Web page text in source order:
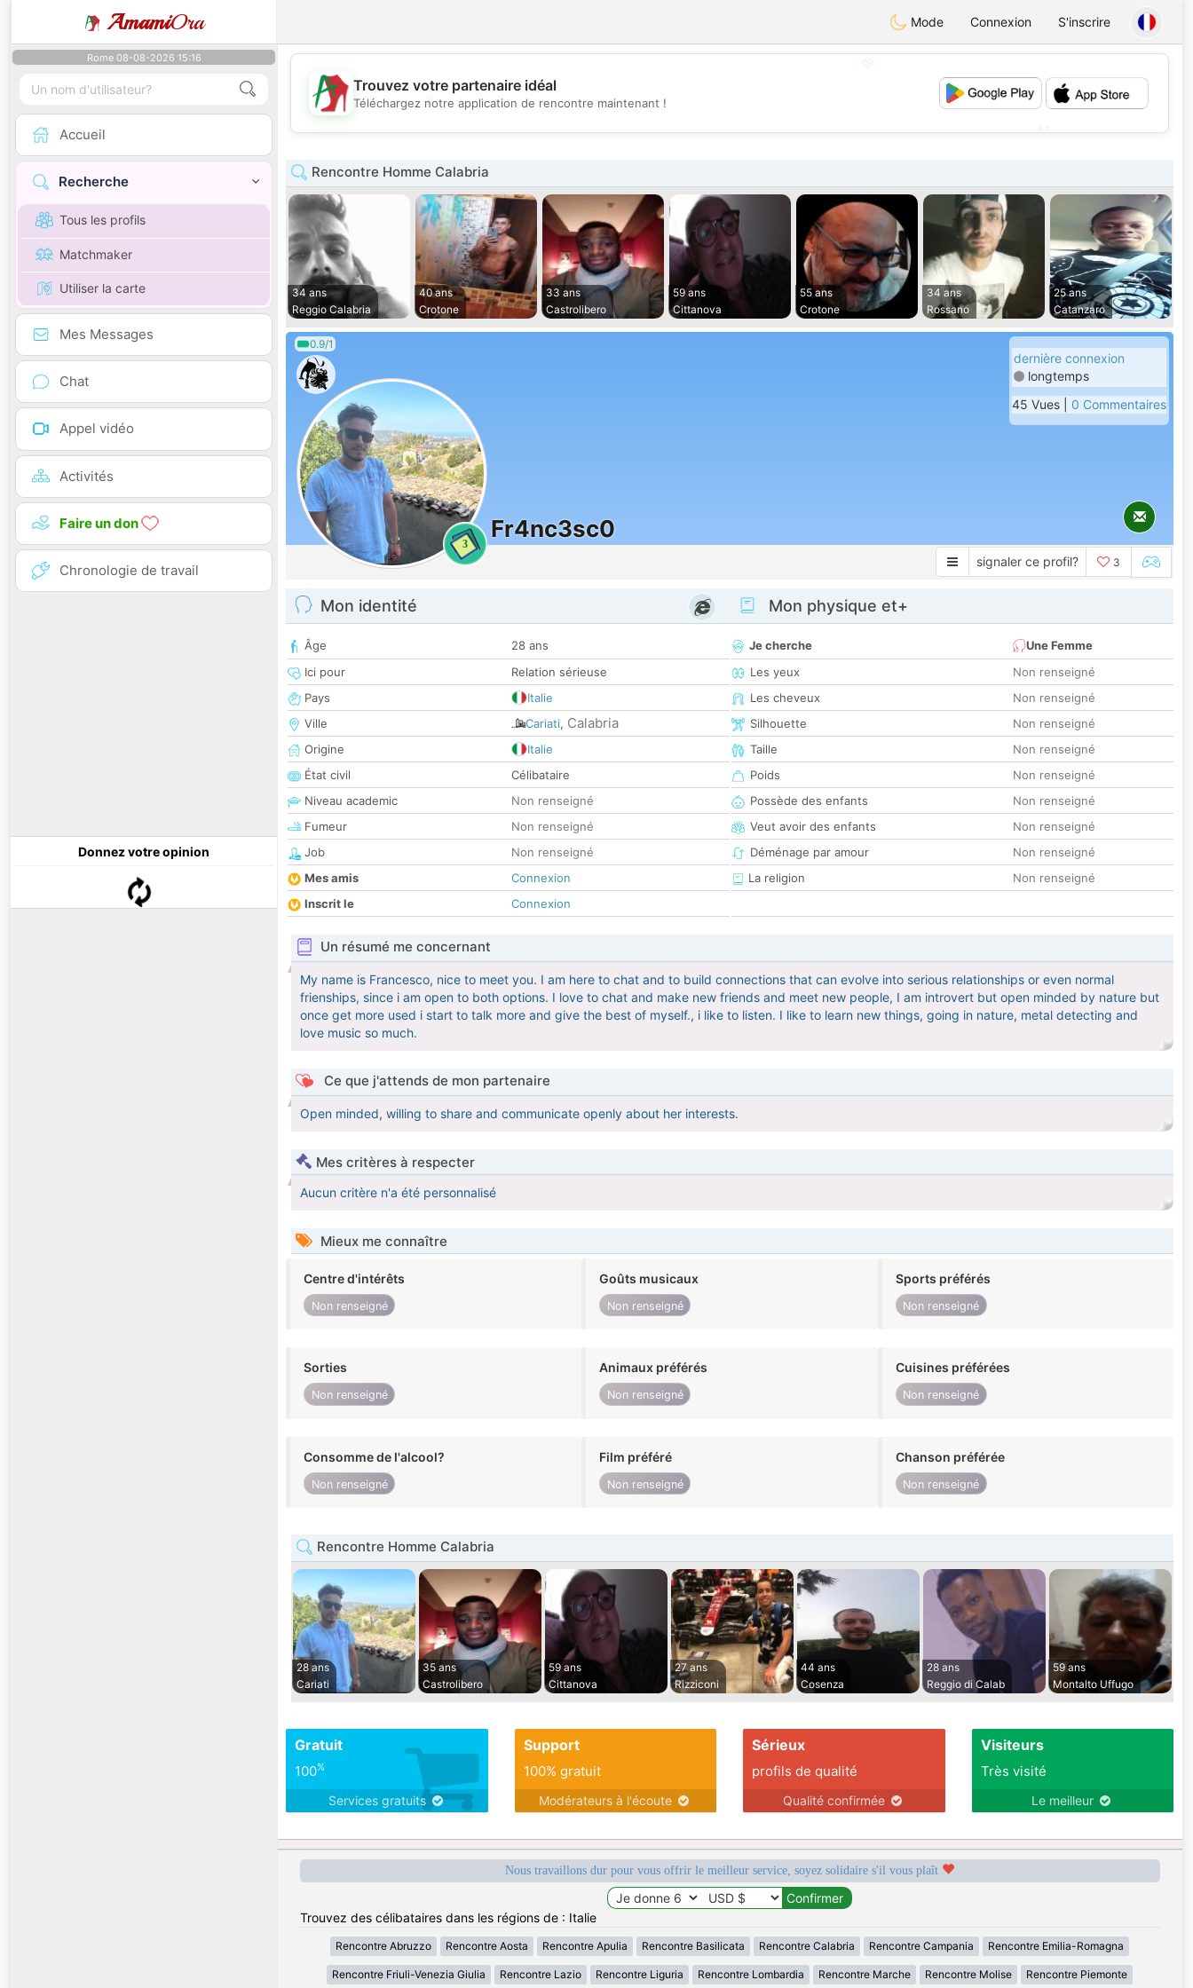
AmamiOra Mode Connexion S'inscrire
Rome 08-08-2026 15:16
Accueil
Recherche
Tous les profils
Matchmaker
Utiliser la carte
Mes Messages
Chat
Appel vidéo
Activités
Faire un don
Chronologie de travail
Donnez votre opinion
💖
💕
Trouvez votre partenaire idéal
Téléchargez notre application de rencontre maintenant !
Rencontre Homme Calabria
34 ans
Reggio Calabria
40 ans
Crotone
33 ans
Castrolibero
59 ans
Cittanova
55 ans
Crotone
34 ans
Rossano
25 ans
Catanzaro
0.9/1
3
Fr4nc3sc0
dernière connexion
longtemps
45 Vues | 0 Commentaires
signaler ce profil? 3
Mon identité
Âge
28 ans
Ici pour
Relation sérieuse
Pays
Italie
Ville
Cariati, Calabria
Origine
Italie
État civil
Célibataire
Niveau academic
Non renseigné
Fumeur
Non renseigné
Job
Non renseigné
Mes amis
Connexion
Inscrit le
Connexion
Mon physique et+
Je cherche
Une Femme
Les yeux
Non renseigné
Les cheveux
Non renseigné
Silhouette
Non renseigné
Taille
Non renseigné
Poids
Non renseigné
Possède des enfants
Non renseigné
Veut avoir des enfants
Non renseigné
Déménage par amour
Non renseigné
La religion
Non renseigné
Un résumé me concernant
My name is Francesco, nice to meet you. I am here to chat and to build connections that can evolve into serious relationships or even normal
frienships, since i am open to both options. I love to chat and make new friends and meet new people, I am introvert but open minded by nature but
once get more used i start to talk more and give the best of myself., i like to listen. I like to learn new things, going in nature, metal detecting and
love music so much.
Ce que j'attends de mon partenaire
Open minded, willing to share and communicate openly about her interests.
Mes critères à respecter
Aucun critère n'a été personnalisé
Mieux me connaître
Centre d'intérêts
Non renseigné
Goûts musicaux
Non renseigné
Sports préférés
Non renseigné
Sorties
Non renseigné
Animaux préférés
Non renseigné
Cuisines préférées
Non renseigné
Consomme de l'alcool?
Non renseigné
Film préféré
Non renseigné
Chanson préférée
Non renseigné
Rencontre Homme Calabria
28 ans
Cariati
35 ans
Castrolibero
59 ans
Cittanova
27 ans
Rizziconi
44 ans
Cosenza
28 ans
Reggio di Calab
59 ans
Montalto Uffugo
Gratuit
100%
Services gratuits
Support
100% gratuit
Modérateurs à l'écoute
Sérieux
profils de qualité
Qualité confirmée
Visiteurs
Très visité
Le meilleur
Nous travaillons dur pour vous offrir le meilleur service, soyez solidaire s'il vous plaît
Trouvez des célibataires dans les régions de : Italie
Rencontre Abruzzo Rencontre Aosta Rencontre Apulia Rencontre Basilicata Rencontre Calabria Rencontre Campania Rencontre Emilia-Romagna
Rencontre Friuli-Venezia Giulia Rencontre Lazio Rencontre Liguria Rencontre Lombardia Rencontre Marche Rencontre Molise Rencontre Piemonte